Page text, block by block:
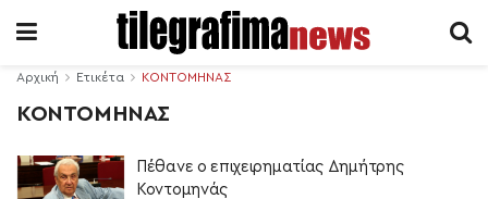
Αρχική Ετικέτα ΚΟΝΤΟΜΗΝΑΣ
ΚΟΝΤΟΜΗΝΑΣ
Πέθανε ο επιχειρηματίας Δημήτρης
Κοντομηνάς